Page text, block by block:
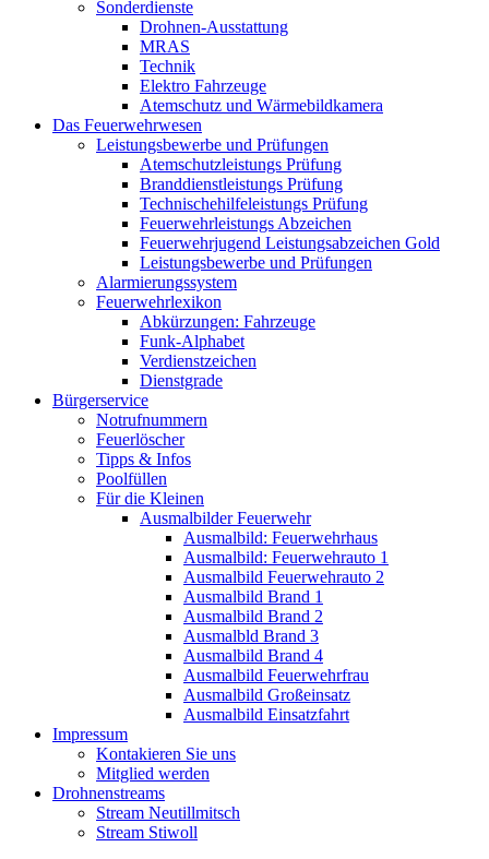
Sonderdienste
Drohnen-Ausstattung
MRAS
Technik
Elektro Fahrzeuge
Atemschutz und Wärmebildkamera
Das Feuerwehrwesen
Leistungsbewerbe und Prüfungen
Atemschutzleistungs Prüfung
Branddienstleistungs Prüfung
Technischehilfeleistungs Prüfung
Feuerwehrleistungs Abzeichen
Feuerwehrjugend Leistungsabzeichen Gold
Leistungsbewerbe und Prüfungen
Alarmierungssystem
Feuerwehrlexikon
Abkürzungen: Fahrzeuge
Funk-Alphabet
Verdienstzeichen
Dienstgrade
Bürgerservice
Notrufnummern
Feuerlöscher
Tipps & Infos
Poolfüllen
Für die Kleinen
Ausmalbilder Feuerwehr
Ausmalbild: Feuerwehrhaus
Ausmalbild: Feuerwehrauto 1
Ausmalbild Feuerwehrauto 2
Ausmalbild Brand 1
Ausmalbild Brand 2
Ausmalbld Brand 3
Ausmalbild Brand 4
Ausmalbild Feuerwehrfrau
Ausmalbild Großeinsatz
Ausmalbild Einsatzfahrt
Impressum
Kontakieren Sie uns
Mitglied werden
Drohnenstreams
Stream Neutillmitsch
Stream Stiwoll